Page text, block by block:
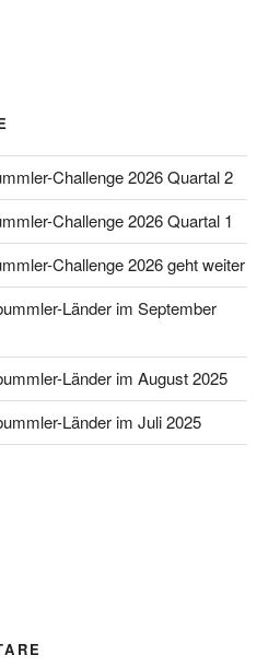
Challenge 2026 Quartal 2
Challenge 2026 Quartal 1
Challenge 2026 geht weiter
Länder im September
Länder im August 2025
Länder im Juli 2025